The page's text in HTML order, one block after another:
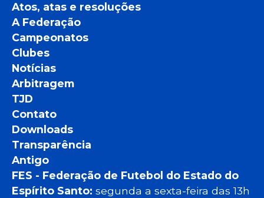
Atos, atas e resoluções
A Federação
Campeonatos
Clubes
Notícias
Arbitragem
TJD
Contato
Downloads
Transparência
Antigo
FES - Federação de Futebol do Estado do
Espírito Santo: segunda a sexta-feira das 13h